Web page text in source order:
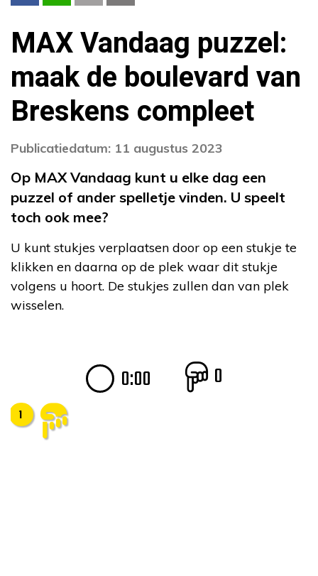
MAX Vandaag puzzel:
maak de boulevard van
Breskens compleet
Publicatiedatum: 11 augustus 2023
Op MAX Vandaag kunt u elke dag een
puzzel of ander spelletje vinden. U speelt
toch ook mee?
U kunt stukjes verplaatsen door op een stukje te
klikken en daarna op de plek waar dit stukje
volgens u hoort. De stukjes zullen dan van plek
wisselen.